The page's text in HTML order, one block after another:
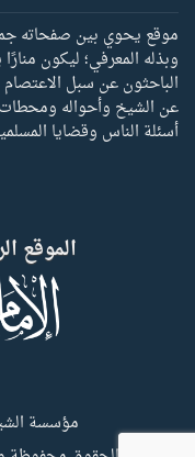
موقع يحوي بين صفحاته
وبذله المعرفي؛ ليكون
الباحثون عن سبل الاعتصام
عن الشيخ وأحواله ومحطات
أسئلة الناس وقضايا
الموقع
مؤسسة